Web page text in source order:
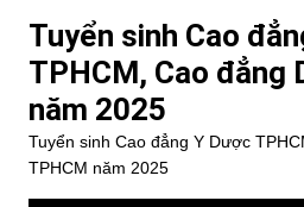
dung
Tuyển sinh Cao
TPHCM, Cao đẳng
năm 2025
Tuyển sinh Cao đẳng Y Dược
TPHCM năm 2025